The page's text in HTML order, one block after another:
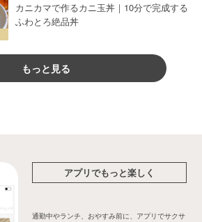
カニカマで作るカニ玉丼｜10分で完成する
ふわとろ絶品丼
もっと見る
アプリでもっと楽しく
通勤中やランチ、おやすみ前に、アプリでサクサ